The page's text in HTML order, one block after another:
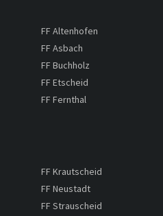
FF Altenhofen
FF Asbach
FF Buchholz
FF Etscheid
FF Fernthal
FF Krautscheid
FF Neustadt
FF Strauscheid